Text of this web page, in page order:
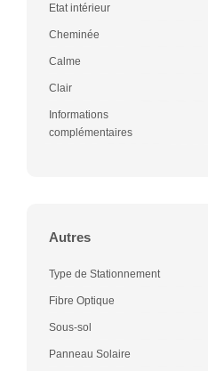
Etat intérieur
Cheminée
Calme
Clair
Informations
complémentaires
Autres
Type de Stationnement
Fibre Optique
Sous-sol
Panneau Solaire